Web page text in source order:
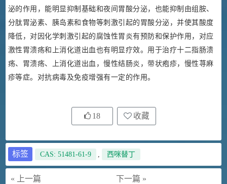
泌的作用，能明显抑制基础和夜间胃酸分泌，也能抑制由组胺、
分肽胃泌素、胰岛素和食物等刺激引起的胃酸分泌，并使其酸度
降低，对因化学刺激引起的腐蚀性胃炎有预防和保护作用，对应
激性胃溃疡和上消化道出血也有明显疗效。用于治疗十二指肠溃
疡、胃溃疡、上消化道出血，慢性结肠炎，带状疱疹，慢性荨麻
疹等症。对抗病毒及免疫增强有一定的作用。
18 收藏
标签 CAS: 51481-61-9 , 西咪替丁
« 上一篇
下一篇 »